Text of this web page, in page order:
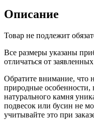
Описание
Товар не подлежит
Все размеры указаны
отличаться от
Обратите внимание, что
природные
натурального камня
подвесок или бусин не
учитывайте это при